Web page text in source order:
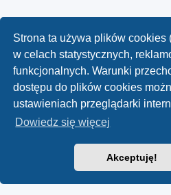
Strona ta używa plików cookies
w celach statystycznych,
funkcjonalnych. Warunki
dostępu do plików cookies
ustawieniach przeglądarki
Dowiedz się więcej
Akceptuję!